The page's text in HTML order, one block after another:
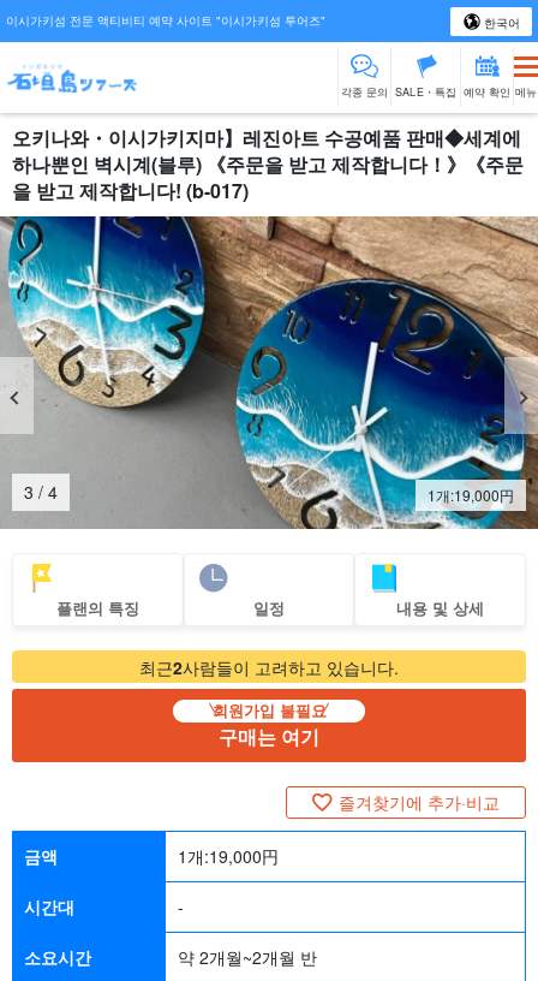
이시가키섬 전문 액티비티 예약 사이트 "이시가키섬 투어즈" 한국어
각종 문의 SALE・특집 예약 확인 메뉴
오키나와・이시가키지마】레진아트 수공예품 판매◆세계에
하나뿐인 벽시계(블루) 《주문을 받고 제작합니다！》《주문
을 받고 제작합니다! (b-017)
3 / 4 1개:19,000円
플랜의 특징 일정 내용 및 상세
최근2사람들이 고려하고 있습니다.
회원가입 불필요
구매는 여기
즐겨찾기에 추가·비교
금액 1개:19,000円
시간대 -
소요시간 약 2개월~2개월 반